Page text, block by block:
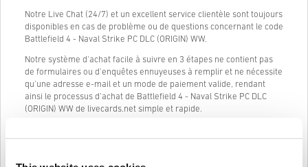
Notre Live Chat (24/7) et un excellent service clientèle sont toujours
disponibles en cas de problème ou de questions concernant le code
Battlefield 4 - Naval Strike PC DLC (ORIGIN) WW.
Notre système d'achat facile à suivre en 3 étapes ne contient pas
de formulaires ou d'enquêtes ennuyeuses à remplir et ne nécessite
qu'une adresse e-mail et un mode de paiement valide, rendant
ainsi le processus d'achat de Battlefield 4 - Naval Strike PC DLC
(ORIGIN) WW de livecards.net simple et rapide.